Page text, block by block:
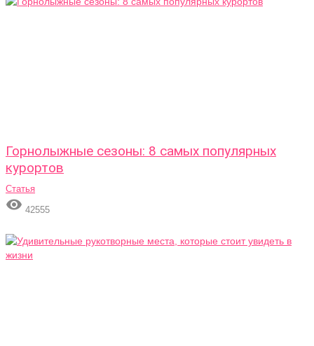
Горнолыжные сезоны: 8 самых популярных
курортов
Статья
 42555